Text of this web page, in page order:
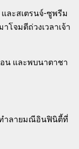
ะสเตรนจ์-ซูพรีม
จมตีถ่วงเวลาเจ้า
น และพบนาตาชา
ำลายมณีอินฟินิตี้ที่